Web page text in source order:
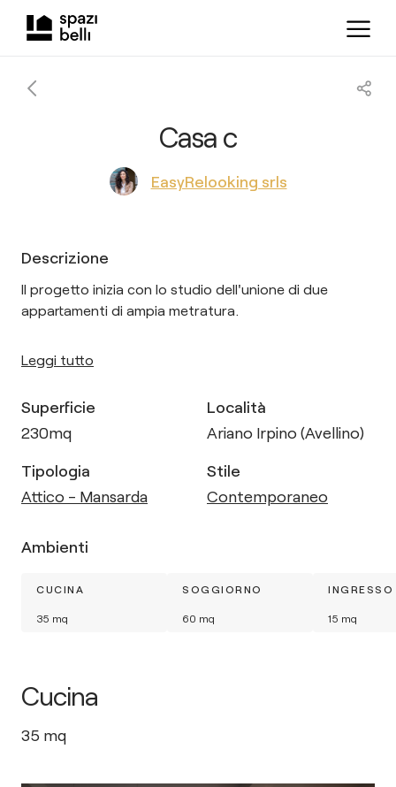
Casa c
EasyRelooking srls
Descrizione
Il progetto inizia con lo studio dell'unione di due
appartamenti di ampia metratura.
Leggi tutto
Superficie
230mq
Località
Ariano Irpino (Avellino)
Tipologia
Attico - Mansarda
Stile
Contemporaneo
Ambienti
CUCINA
35 mq
SOGGIORNO
60 mq
INGRESSO
15 mq
Cucina
35 mq